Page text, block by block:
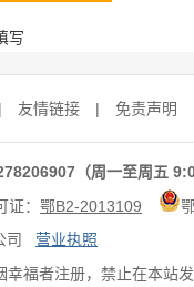
写
友情链接 | 免责声明
（周一至周五
： 鄂B2-2013109
司 营业执照
福者注册，禁止在本站